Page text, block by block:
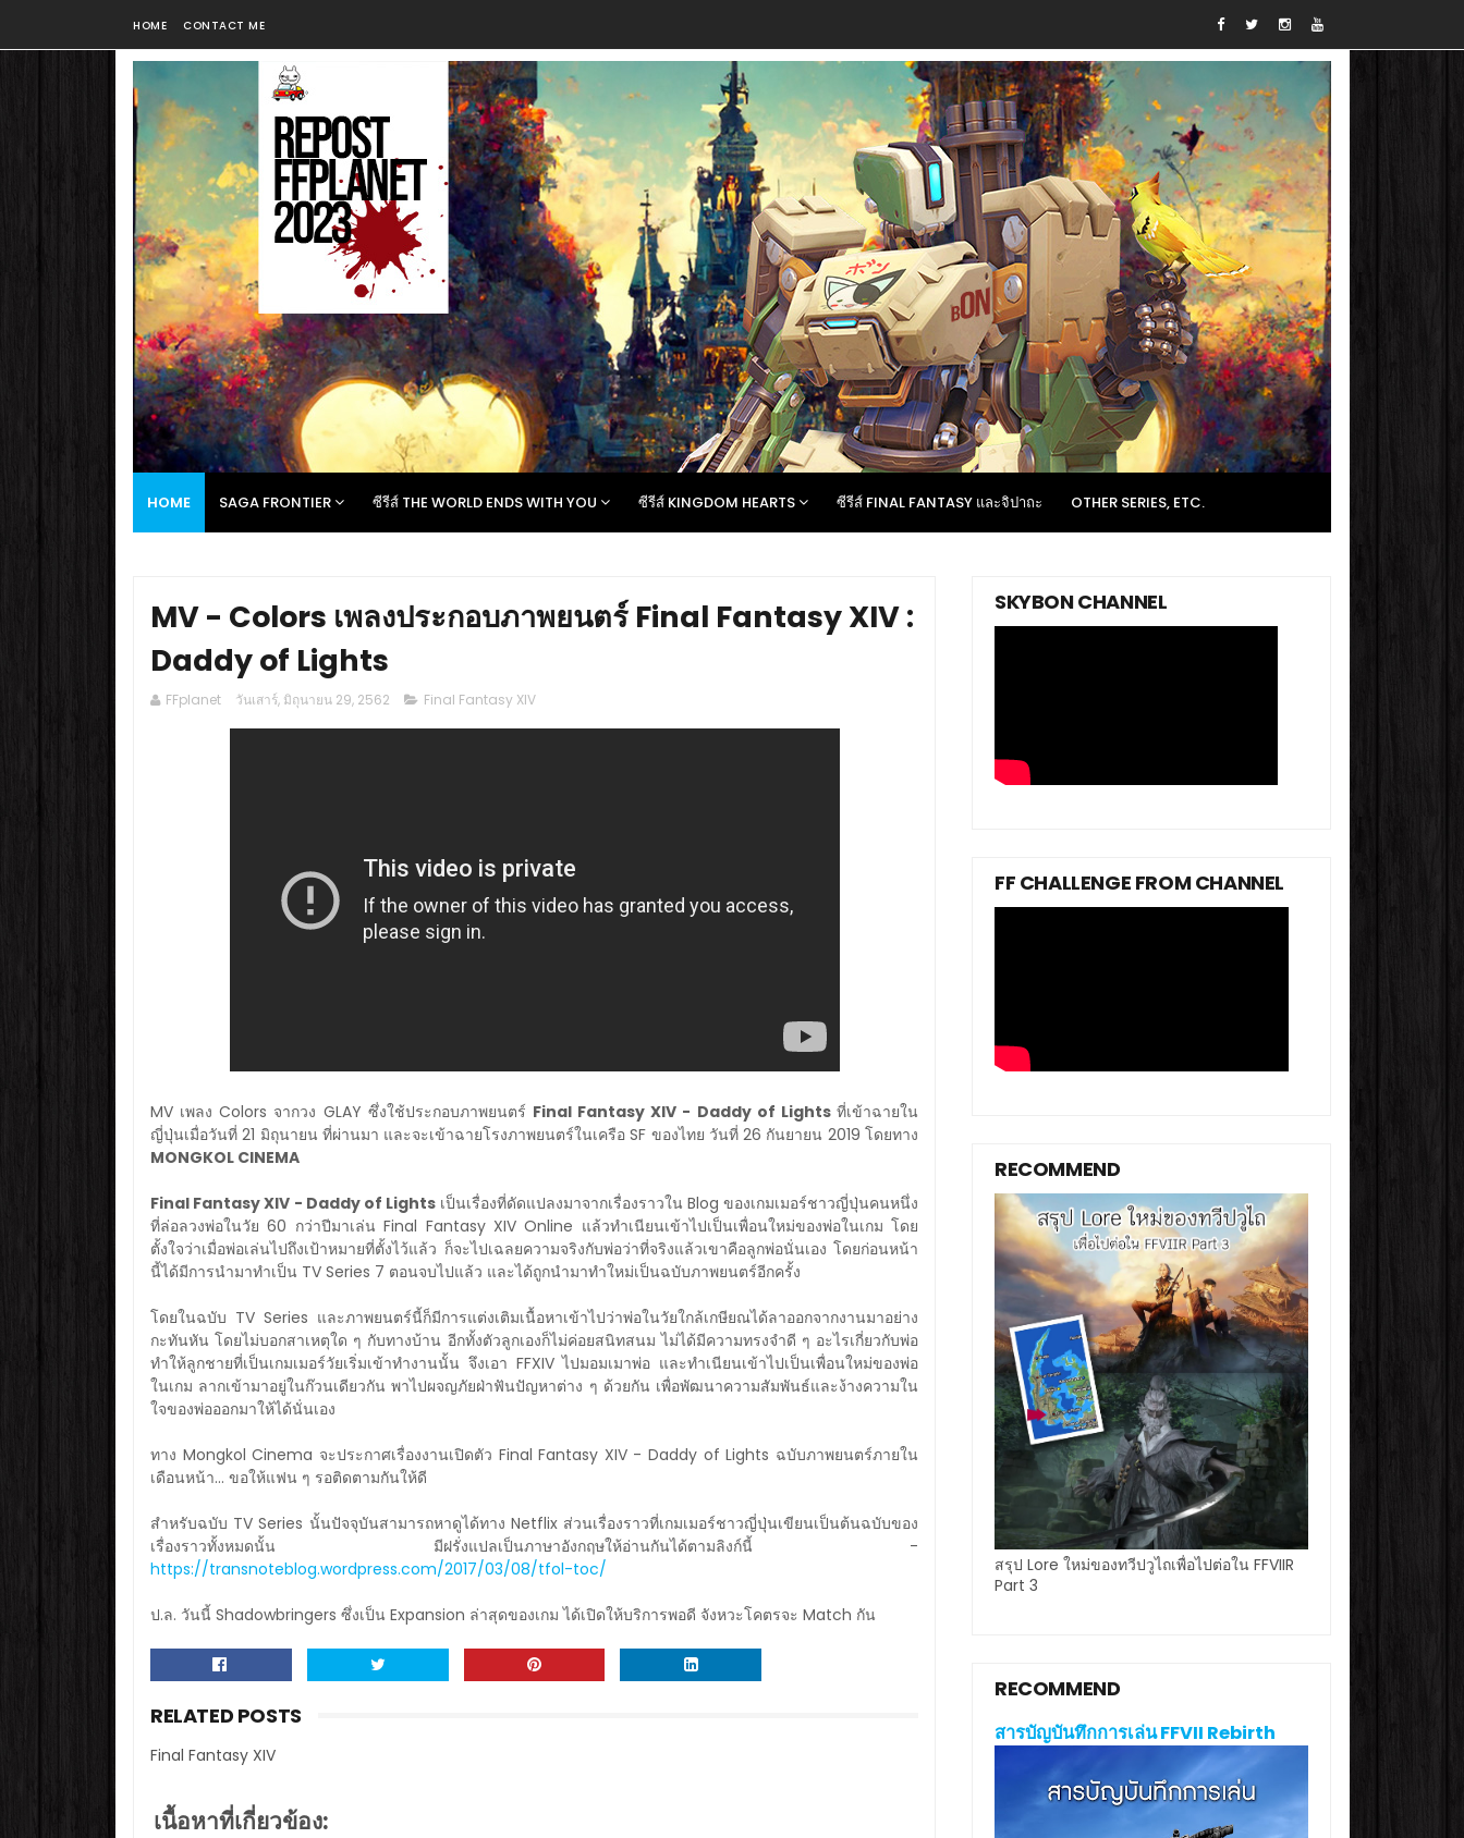
HOME CONTACT ME
HOME SAGA FRONTIER ซีรีส์ THE WORLD ENDS WITH YOU ซีรีส์ KINGDOM HEARTS ซีรีส์ FINAL FANTASY และจิปาถะ OTHER SERIES, ETC.
MV - Colors เพลงประกอบภาพยนตร์ Final Fantasy XIV :
Daddy of Lights
FFplanet วันเสาร์, มิถุนายน 29, 2562 Final Fantasy XIV
MV เพลง Colors จากวง GLAY ซึ่งใช้ประกอบภาพยนตร์ Final Fantasy XIV - Daddy of Lightsที่เข้าฉายใน
ญี่ปุ่นเมื่อวันที่ 21 มิถุนายน ที่ผ่านมา และจะเข้าฉายโรงภาพยนตร์ในเครือ SF ของไทย วันที่ 26 กันยายน 2019 โดยทาง
MONGKOL CINEMA​
Final Fantasy XIV - Daddy of Lights เป็นเรื่องที่ดัดแปลงมาจากเรื่องราวใน Blog ของเกมเมอร์ชาวญี่ปุ่นคนหนึ่ง
ที่ล่อลวงพ่อในวัย 60 กว่าปีมาเล่น Final Fantasy XIV Online แล้วทำเนียนเข้าไปเป็นเพื่อนใหม่ของพ่อในเกม โดย
ตั้งใจว่าเมื่อพ่อเล่นไปถึงเป้าหมายที่ตั้งไว้แล้ว ก็จะไปเฉลยความจริงกับพ่อว่าที่จริงแล้วเขาคือลูกพ่อนั่นเอง โดยก่อนหน้า
นี้ได้มีการนำมาทำเป็น TV Series 7 ตอนจบไปแล้ว และได้ถูกนำมาทำใหม่เป็นฉบับภาพยนตร์อีกครั้ง
โดยในฉบับ TV Series และภาพยนตร์นี้ก็มีการแต่งเติมเนื้อหาเข้าไปว่าพ่อในวัยใกล้เกษียณได้ลาออกจากงานมาอย่าง
กะทันหัน โดยไม่บอกสาเหตุใด ๆ กับทางบ้าน อีกทั้งตัวลูกเองก็ไม่ค่อยสนิทสนม ไม่ได้มีความทรงจำดี ๆ อะไรเกี่ยวกับพ่อ
ทำให้ลูกชายที่เป็นเกมเมอร์วัยเริ่มเข้าทำงานนั้น จึงเอา FFXIV ไปมอมเมาพ่อ และทำเนียนเข้าไปเป็นเพื่อนใหม่ของพ่อ
ในเกม ลากเข้ามาอยู่ในก๊วนเดียวกัน พาไปผจญภัยฝ่าฟันปัญหาต่าง ๆ ด้วยกัน เพื่อพัฒนาความสัมพันธ์และง้างความใน
ใจของพ่อออกมาให้ได้นั่นเอง
ทาง Mongkol Cinema จะประกาศเรื่องงานเปิดตัว Final Fantasy XIV - Daddy of Lights ฉบับภาพยนตร์ภายใน
เดือนหน้า... ขอให้แฟน ๆ รอติดตามกันให้ดี
สำหรับฉบับ TV Series นั้นปัจจุบันสามารถหาดูได้ทาง Netflix ส่วนเรื่องราวที่เกมเมอร์ชาวญี่ปุ่นเขียนเป็นต้นฉบับของ
เรื่องราวทั้งหมดนั้น มีฝรั่งแปลเป็นภาษาอังกฤษให้อ่านกันได้ตามลิงก์นี้ -
https://transnoteblog.wordpress.com/2017/03/08/tfol-toc/
ป.ล. วันนี้ Shadowbringers ซึ่งเป็น Expansion ล่าสุดของเกม ได้เปิดให้บริการพอดี จังหวะโคตรจะ Match กัน
RELATED POSTS
Final Fantasy XIV
เนื้อหาที่เกี่ยวข้อง:
SKYBON CHANNEL
FF CHALLENGE FROM CHANNEL
RECOMMEND
สรุป Lore ใหม่ของทวีปวูไถเพื่อไปต่อใน FFVIIR
Part 3
RECOMMEND
สารบัญบันทึกการเล่น FFVII Rebirth